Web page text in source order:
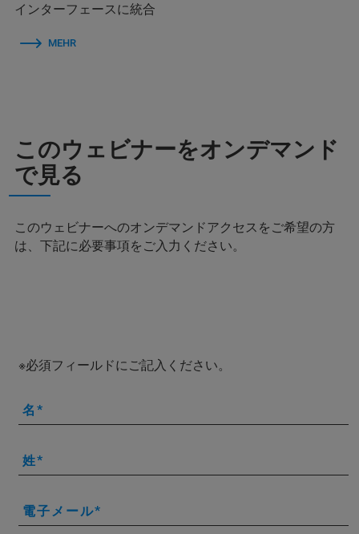
インターフェースに統合
MEHR
このウェビナーをオンデマンド
で見る
このウェビナーへのオンデマンドアクセスをご希望の方
は、下記に必要事項をご入力ください。
※必須フィールドにご記入ください。
名
姓
電子メール